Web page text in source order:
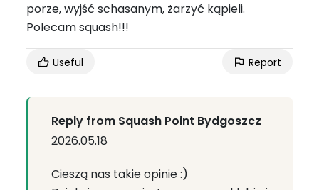
porze, wyjść schasanym, żarzyć kąpieli.
Polecam squash!!!
Useful Report
Reply from Squash Point Bydgoszcz
2026.05.18
Cieszą nas takie opinie :)